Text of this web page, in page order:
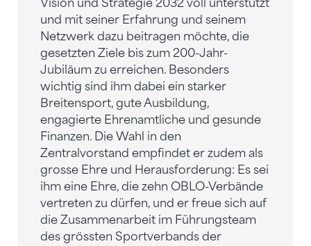
Vision und Strategie 2032 voll unterstützt
und mit seiner Erfahrung und seinem
Netzwerk dazu beitragen möchte, die
gesetzten Ziele bis zum 200-Jahr-
Jubiläum zu erreichen. Besonders
wichtig sind ihm dabei ein starker
Breitensport, gute Ausbildung,
engagierte Ehrenamtliche und gesunde
Finanzen. Die Wahl in den
Zentralvorstand empfindet er zudem als
grosse Ehre und Herausforderung: Es sei
ihm eine Ehre, die zehn OBLO-Verbände
vertreten zu dürfen, und er freue sich auf
die Zusammenarbeit im Führungsteam
des grössten Sportverbands der